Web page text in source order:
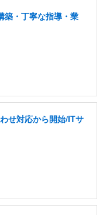
築・丁寧な指導・業
せ対応から開始/ITサ